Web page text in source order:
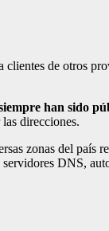
de otros
han sido
direcciones.
zonas del país
DNS,